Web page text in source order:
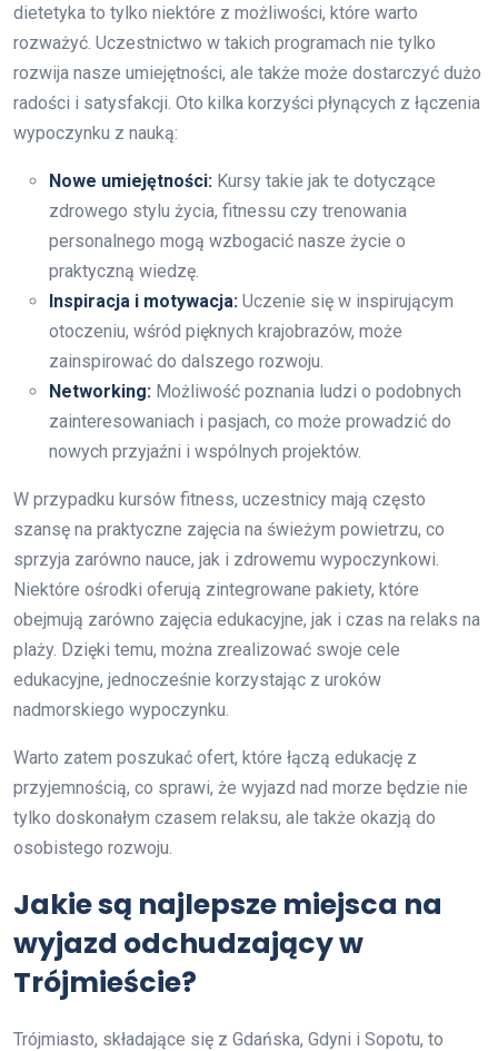
dietetyka to tylko niektóre z możliwości, które warto
rozważyć. Uczestnictwo w takich programach nie tylko
rozwija nasze umiejętności, ale także może dostarczyć dużo
radości i satysfakcji. Oto kilka korzyści płynących z łączenia
wypoczynku z nauką:
Nowe umiejętności: Kursy takie jak te dotyczące
zdrowego stylu życia, fitnessu czy trenowania
personalnego mogą wzbogacić nasze życie o
praktyczną wiedzę.
Inspiracja i motywacja: Uczenie się w inspirującym
otoczeniu, wśród pięknych krajobrazów, może
zainspirować do dalszego rozwoju.
Networking: Możliwość poznania ludzi o podobnych
zainteresowaniach i pasjach, co może prowadzić do
nowych przyjaźni i wspólnych projektów.
W przypadku kursów fitness, uczestnicy mają często
szansę na praktyczne zajęcia na świeżym powietrzu, co
sprzyja zarówno nauce, jak i zdrowemu wypoczynkowi.
Niektóre ośrodki oferują zintegrowane pakiety, które
obejmują zarówno zajęcia edukacyjne, jak i czas na relaks na
plaży. Dzięki temu, można zrealizować swoje cele
edukacyjne, jednocześnie korzystając z uroków
nadmorskiego wypoczynku.
Warto zatem poszukać ofert, które łączą edukację z
przyjemnością, co sprawi, że wyjazd nad morze będzie nie
tylko doskonałym czasem relaksu, ale także okazją do
osobistego rozwoju.
Jakie są najlepsze miejsca na
wyjazd odchudzający w
Trójmieście?
Trójmiasto, składające się z Gdańska, Gdyni i Sopotu, to